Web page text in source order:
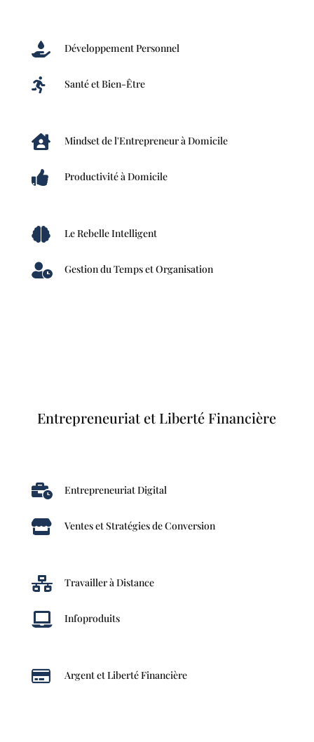
 Développement Personnel
 Santé et Bien-Être
 Mindset de l'Entrepreneur à Domicile
 Productivité à Domicile
 Le Rebelle Intelligent
 Gestion du Temps et Organisation
Entrepreneuriat et Liberté Financière
 Entrepreneuriat Digital
 Ventes et Stratégies de Conversion
 Travailler à Distance
 Infoproduits
 Argent et Liberté Financière